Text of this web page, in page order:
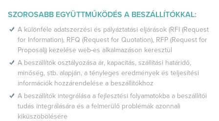
SZOROSABB EGYÜTTMŰKÖDÉS A BESZÁLLÍTÓKKAL:
A különféle adatszerzési és pályáztatási eljárások (RFI (Request
for Information), RFQ (Request for Quotation), RFP (Request for
Proposal)) kezelése web-es alkalmazáson keresztül
A beszállítók osztályozása ár, kapacitás, szállítási határidő,
minőség, stb. alapján, a tényleges eredmények és teljesítési
információk hozzárendelése a beszállítókhoz
A beszállítók integrálása a fejlesztési folyamatokba a beszállítói
tudás integrálására és a felmerülő problémák azonnali
kiküszöbölésére